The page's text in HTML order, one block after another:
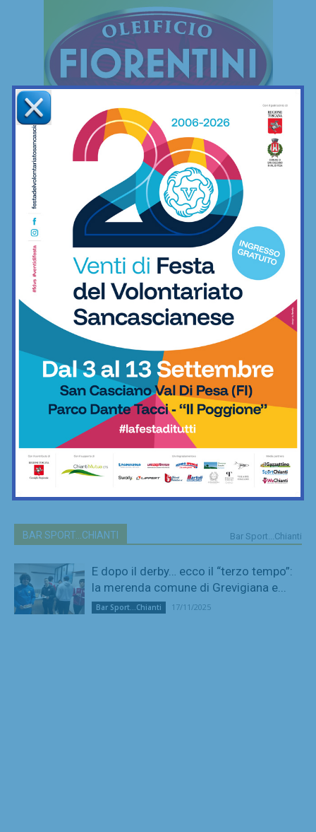
FREESTYLE
Le mie camminate mettendo ai piedi… il
minimo indispensabile
Freestyle 06/12/2022
BAR SPORT...CHIANTI Bar Sport...Chianti
E dopo il derby… ecco il “terzo tempo”:
la merenda comune di Grevigiana e...
Bar Sport...Chianti 17/11/2025